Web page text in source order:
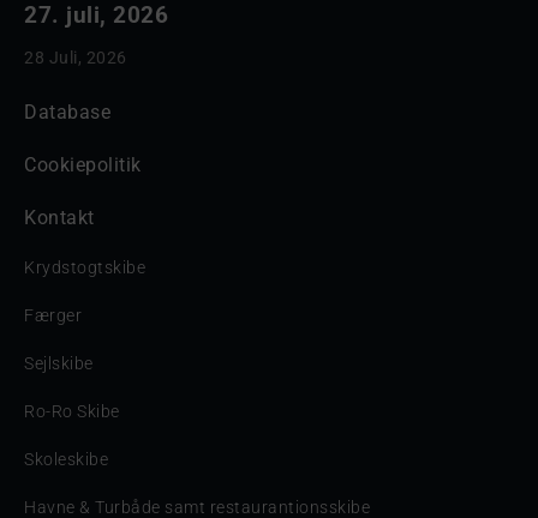
27. juli, 2026
28 Juli, 2026
Database
Cookiepolitik
Kontakt
Krydstogtskibe
Færger
Sejlskibe
Ro-Ro Skibe
Skoleskibe
Havne & Turbåde samt restaurantionsskibe